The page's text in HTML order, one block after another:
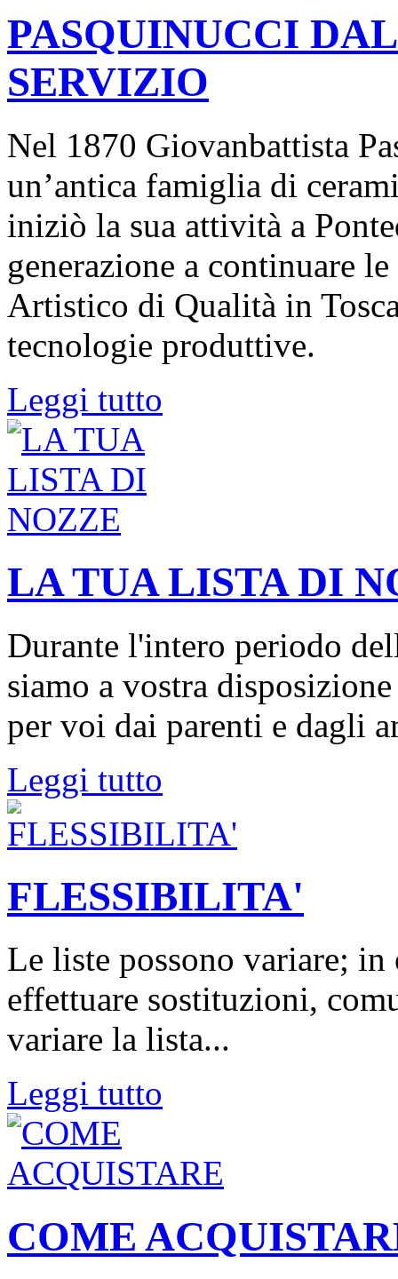
PASQUINUCCI
SERVIZIO
Nel 1870 Giovanbattista
un’antica famiglia di
iniziò la sua attività a
generazione a continuare
Artistico di Qualità in
tecnologie produttive.
Leggi tutto
LA TUA LISTA DI
Durante l'intero periodo
siamo a vostra
per voi dai parenti e dagli
Leggi tutto
FLESSIBILITA'
Le liste possono variare;
effettuare sostituzioni,
variare la lista...
Leggi tutto
COME